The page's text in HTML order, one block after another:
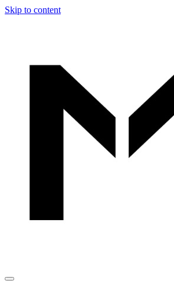
Skip to content